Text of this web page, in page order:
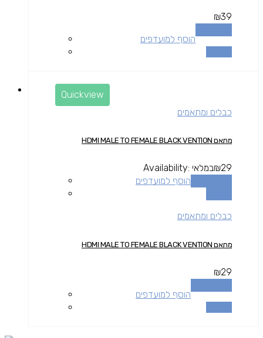
₪39
הוסף למועדפים
Quickview
כבלים ומתאמים
מתאם HDMI MALE TO FEMALE BLACK VENTION
₪29
Availability: במלאי
הוסף למועדפים
כבלים ומתאמים
מתאם HDMI MALE TO FEMALE BLACK VENTION
₪29
הוסף למועדפים